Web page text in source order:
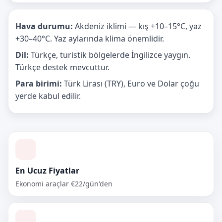
Hava durumu: Akdeniz iklimi — kış +10–15°C, yaz
+30–40°C. Yaz aylarında klima önemlidir.
Dil: Türkçe, turistik bölgelerde İngilizce yaygın.
Türkçe destek mevcuttur.
Para birimi: Türk Lirası (TRY), Euro ve Dolar çoğu
yerde kabul edilir.
En Ucuz Fiyatlar
Ekonomi araçlar €22/gün'den